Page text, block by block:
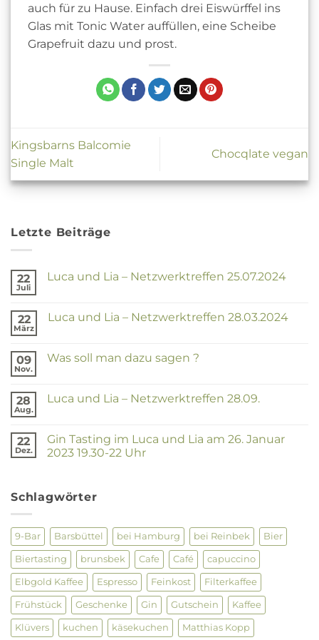
auch für zu Hause. Einfach drei Eiswürffel ins
Glas mit Tonic Water auffüllen, eine Scheibe
Grapefruit dazu und prost.
Kingsbarns Balcomie
Single Malt
Chocqlate vegan
Letzte Beiträge
22
Juli
Luca und Lia – Netzwerktreffen 25.07.2024
Luca
Netzwerktreffen
25.07.2024
22
März
Luca und Lia – Netzwerktreffen 28.03.2024
Luca
Netzwerktreffen
28.03.2024
09
Nov.
Was soll man dazu sagen ?
Was
sagen
?
28
Aug.
Luca und Lia – Netzwerktreffen 28.09.
Luca
und
Lia
22
Dez.
Gin Tasting im Luca und Lia am 26. Januar
2023 19.30-22 Uhr
Gin
Tasting
und
Lia
am
26.
Januar
2023
19.30-
22
Uhr
Schlagwörter
9-Bar Barsbüttel bei Hamburg bei Reinbek Bier
Biertasting brunsbek Cafe Café capuccino
Elbgold Kaffee Espresso Feinkost Filterkaffee
Frühstück Geschenke Gin Gutschein Kaffee
Klüvers kuchen käsekuchen Matthias Kopp